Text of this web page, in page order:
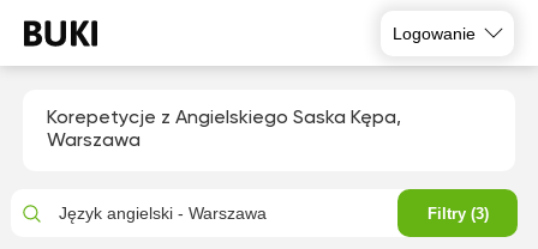
Logowanie
Korepetycje z Angielskiego Saska Kępa,
Warszawa
Język angielski - Warszawa Filtry (3)